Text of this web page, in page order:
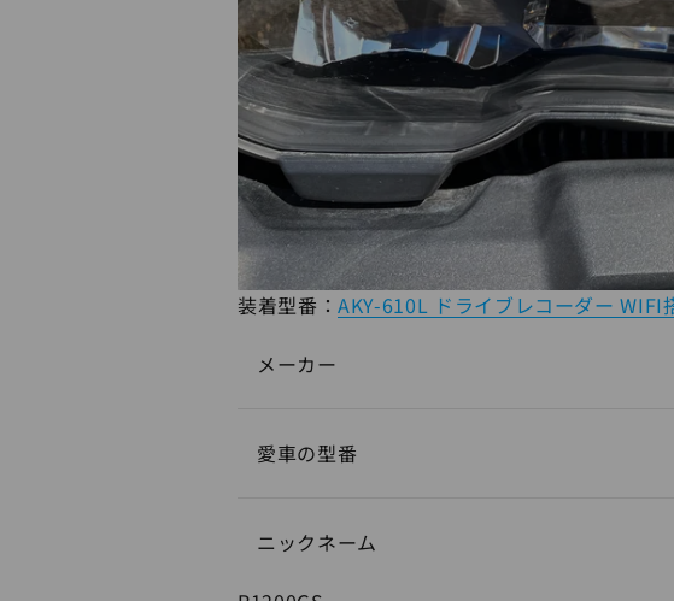
装着型番：AKY-610L ドライブレコーダー WIFI
メーカー
愛車の型番
ニックネーム